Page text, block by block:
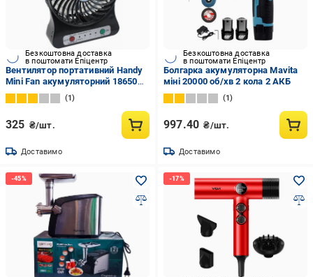
Безкоштовна доставка
в поштомати Епіцентр
Вентилятор портативний Handy
Mini Fan акумуляторний 18650
міні з ручкою USB 10 см Чорний
(11203510)
1
325 ₴/шт.
Доставимо
Безкоштовна доставка
в поштомати Епіцентр
Болгарка акумуляторна Mavita
міні 20000 об/хв 2 кола 2 АКБ
1
997.40 ₴/шт.
Доставимо